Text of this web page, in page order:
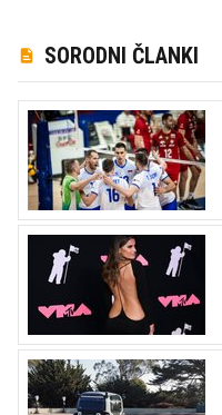
SORODNI ČLANKI